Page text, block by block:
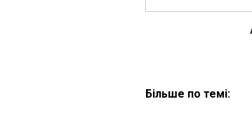
Більше по темі: